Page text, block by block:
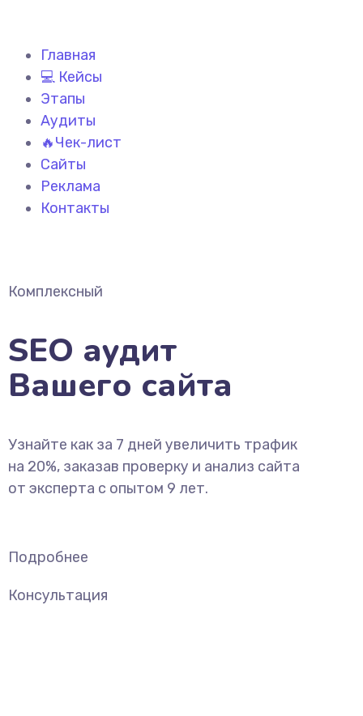
Главная
💻 Кейсы
Этапы
Аудиты
🔥Чек-лист
Сайты
Реклама
Контакты
Комплексный
SEO аудит
Вашего сайта
Узнайте как за 7 дней увеличить трафик
на 20%, заказав проверку и анализ сайта
от эксперта с опытом 9 лет.
Подробнее
Консультация